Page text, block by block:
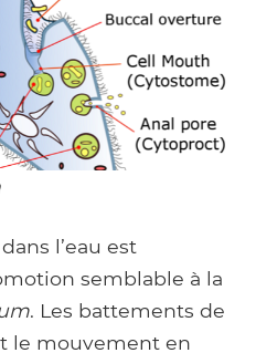
l’eau est
semblable à la
. Les battements de
le mouvement en